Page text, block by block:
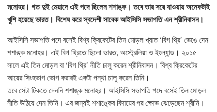
মনোহর। গত দুই মেয়াদে এই পদে ছিলেন শশাঙ্ক। তবে তার সরে যাওয়ায় অনেকটাই
খুশি হয়েছে ভারত। বিশেষ করে স্বদেশী সাবেক আইসিসি সভাপতি এন শ্রীনিবাসন।
আইসিসি সভাপতি পদে বসেই বিশ্ব ক্রিকেটের তিন মোড়ল খ্যাত ‘বিগ থ্রি’ ভেঙে দেন
শশাঙ্ক মনোহর। এই বিগ থ্রিতে ছিলো ভারত, অস্ট্রেলিয়া ও ইংল্যান্ড। ২০১৫
সালে এই তিন মোড়ল বা ‘বিগ থ্রি’ নীতি চালু করেন শ্রীনিবাসন। বিশ্ব ক্রিকেটের
আয়ের সিংহভাগ ভোগ করারই একটা পন্থা চালু করেন তিনি।
তবে সেটা টিকতে দেননি শশাঙ্ক মনোহর। আইসিসি সভাপতি পদে বসেই তিন মোড়ল
নীতি উঠিয়ে দেন তিনি। এর জন্যই শশাঙ্কের বিদায়ের পর ক্ষোভ ঝেড়েছেন শ্রীনি।